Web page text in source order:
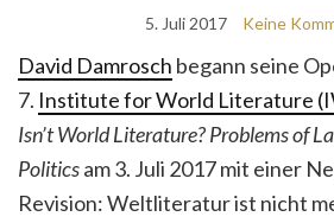
5. Juli 2017 Keine
David Damrosch begann seine
7. Institute for World Literature
Isn’t World Literature? Problems of
Politicsam 3. Juli 2017 mit einer
Revision: Weltliteratur ist nicht